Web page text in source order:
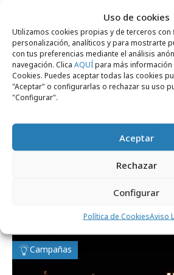
Uso de cookies
Utilizamos cookies propias y de terceros con
personalización, analíticos y para mostrarte
con tus preferencias mediante el análisis
navegación. Clica AQUÍpara más
Cookies. Puedes aceptar todas las cookies
"Aceptar" o configurarlas o rechazar su uso
"Configurar".
Aceptar
Rechazar
Configurar
Política de CookiesAviso
Campañas
Xiaomi y Casanova
your playground"
Campañas